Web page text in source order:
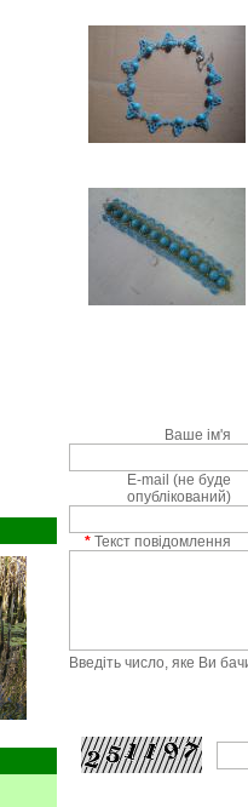
Ваше ім'я
E-mail (не буде
опублікований)
* Текст повідомлення
Введіть число, яке Ви